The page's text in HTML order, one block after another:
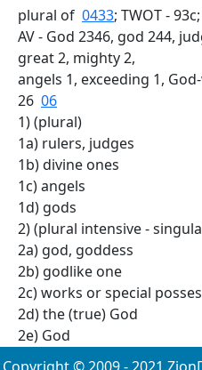
plural of 0433; TWOT -
AV - God 2346, god 244,
great 2, mighty 2,
angels 1, exceeding 1,
26 06
1) (plural)
1a) rulers, judges
1b) divine ones
1c) angels
1d) gods
2) (plural intensive -
2a) god, goddess
2b) godlike one
2c) works or special
2d) the (true) God
2e) God